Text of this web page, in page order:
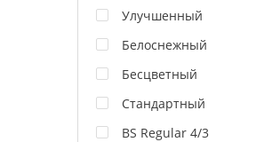
Улучшенный
Белоснежный
Бесцветный
Стандартный
BS Regular 4/3